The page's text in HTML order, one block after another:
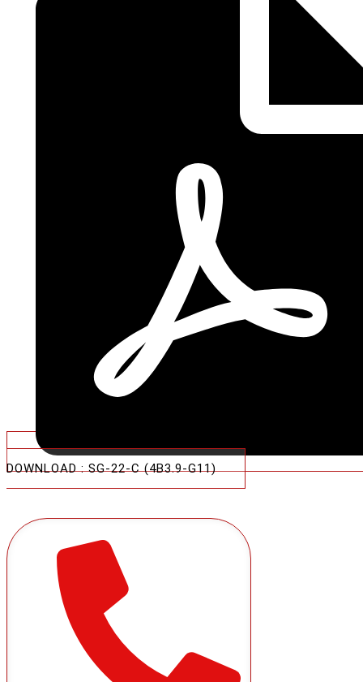
DOWNLOAD : SG-22-C (4B3.9-G11)